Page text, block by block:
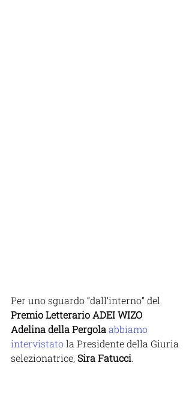
Per uno sguardo “dall’interno” del
Premio Letterario ADEI WIZO
Adelina della Pergolaabbiamo
intervistato la Presidente della Giuria
selezionatrice, Sira Fatucci.